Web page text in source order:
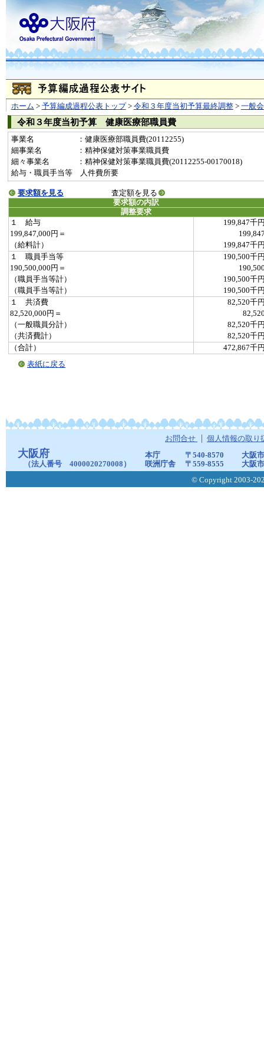
ホーム > 予算編成過程公表トップ> 令和３年度当初予算最終調整> 一般
令和３年度当初予算 健康医療部職員費
事業名
：健康医療部職員費(20112255)
細事業名
：精神保健対策事業職員費
細々事業名
：精神保健対策事業職員費(20112255-00170018)
給与・職員手当等 人件費所要
要求額を見る
査定額を見る
要求額の内訳
調整要求
１ 給与
199,847千
199,847,000円＝
（給料計）
199,847千
１ 職員手当等
190,500千
190,500,000円＝
（職員手当等計）
190,500千
（職員手当等計）
190,500千
１ 共済費
82,520千
82,520,000円＝
（一般職員分計）
82,520千
（共済費計）
82,520千
（合計）
472,867千
表紙に戻る
お問合せ 個人情報の取り
大阪府
（法人番号 4000020270008）
本庁 〒540-8570
大阪
咲洲庁舎
〒559-8555
大阪
© Copyright 2003-